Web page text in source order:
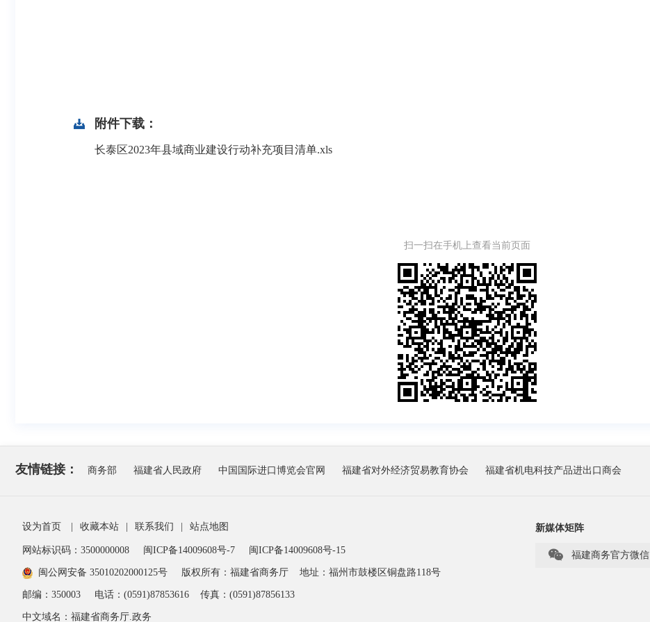
附件下载：
长泰区2023年县域商业建设行动补充项目清单.xls
扫一扫在手机上查看当前页面
友情链接： 商务部 福建省人民政府 中国国际进口博览会官网 福建省对外经济贸易教育协会 福建省机电科技产品进出口商会
设为首页 收藏本站 联系我们 站点地图
网站标识码：3500000008 闽ICP备14009608号-7 闽ICP备14009608号-15
闽公网安备 35010202000125号 版权所有：福建省商务厅 地址：福州市鼓楼区铜盘路118号
邮编：350003 电话：(0591)87853616 传真：(0591)87856133
中文域名：福建省商务厅.政务
新媒体矩阵
 福建商务官方微信